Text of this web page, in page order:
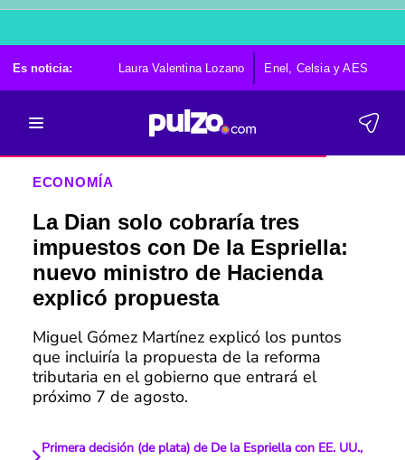
Es noticia: Laura Valentina Lozano Enel, Celsia y AES
ECONOMÍA
La Dian solo cobraría tres
impuestos con De la Espriella:
nuevo ministro de Hacienda
explicó propuesta
Miguel Gómez Martínez explicó los puntos
que incluiría la propuesta de la reforma
tributaria en el gobierno que entrará el
próximo 7 de agosto.
Primera decisión (de plata) de De la Espriella con EE. UU.,